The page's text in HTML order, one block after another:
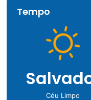
Tempo
Céu Limpo